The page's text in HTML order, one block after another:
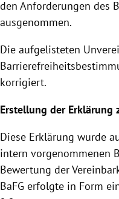
den Anforderungen des
ausgenommen.
Die aufgelisteten
korrigiert.
Erstellung der Erklärung
Diese Erklärung wurde
intern vorgenommenen
Bewertung der
BaFG erfolgte in Form